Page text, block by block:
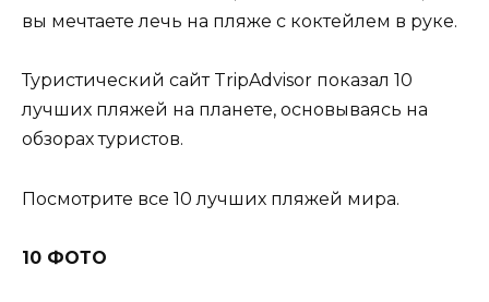
вы мечтаете лечь на пляже с коктейлем в руке.
Туристический сайт TripAdvisor показал 10
лучших пляжей на планете, основываясь на
обзорах туристов.
Посмотрите все 10 лучших пляжей мира.
10 ФОТО